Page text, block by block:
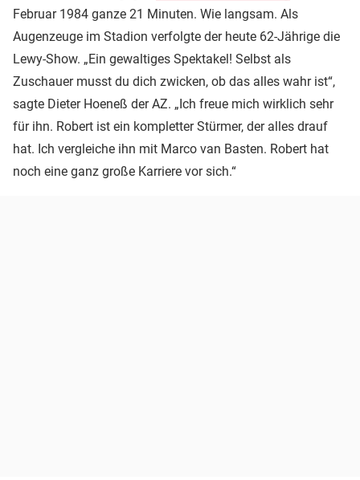
Februar 1984 ganze 21 Minuten. Wie langsam. Als
Augenzeuge im Stadion verfolgte der heute 62-Jährige die
Lewy-Show. „Ein gewaltiges Spektakel! Selbst als
Zuschauer musst du dich zwicken, ob das alles wahr ist“,
sagte Dieter Hoeneß der AZ. „Ich freue mich wirklich sehr
für ihn. Robert ist ein kompletter Stürmer, der alles drauf
hat. Ich vergleiche ihn mit Marco van Basten. Robert hat
noch eine ganz große Karriere vor sich.“